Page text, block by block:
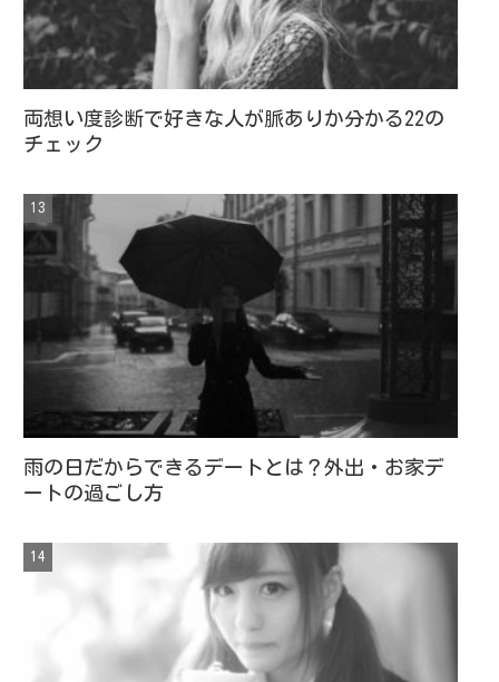
両想い度診断で好きな人が脈ありか分かる22の
チェック
雨の日だからできるデートとは？外出・お家デ
ートの過ごし方